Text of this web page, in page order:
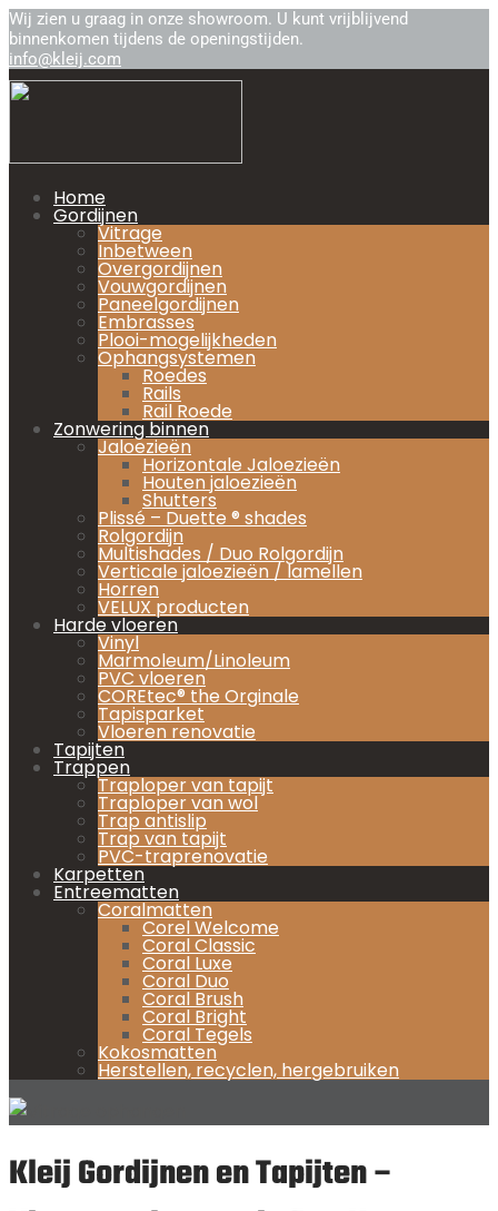
Wij zien u graag in onze showroom. U kunt vrijblijvend
binnenkomen tijdens de openingstijden.
info@kleij.com
Home
Gordijnen
Vitrage
Inbetween
Overgordijnen
Vouwgordijnen
Paneelgordijnen
Embrasses
Plooi-mogelijkheden
Ophangsystemen
Roedes
Rails
Rail Roede
Zonwering binnen
Jaloezieën
Horizontale Jaloezieën
Houten jaloezieën
Shutters
Plissé – Duette ® shades
Rolgordijn
Multishades / Duo Rolgordijn
Verticale jaloezieën / lamellen
Horren
VELUX producten
Harde vloeren
Vinyl
Marmoleum/Linoleum
PVC vloeren
COREtec® the Orginale
Tapisparket
Vloeren renovatie
Tapijten
Trappen
Traploper van tapijt
Traploper van wol
Trap antislip
Trap van tapijt
PVC-traprenovatie
Karpetten
Entreematten
Coralmatten
Corel Welcome
Coral Classic
Coral Luxe
Coral Duo
Coral Brush
Coral Bright
Coral Tegels
Kokosmatten
Herstellen, recyclen, hergebruiken
Kleij Gordijnen en Tapijten –